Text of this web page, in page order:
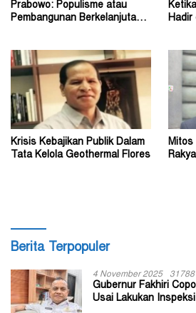
Prabowo: Populisme atau
Pembangunan Berkelanjutan?
Hadir
Krisis Kebajikan Publik Dalam
Tata Kelola Geothermal Flores
Mitos
Berita Terpopuler
4 November 2025
Gubernur Fakhiri
Usai Lakukan